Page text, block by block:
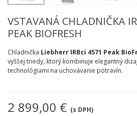
VSTAVANÁ CHLADNIČKA
PEAK BIOFRESH
Chladnička Liebherr IRBci 4571 Peak
vyššej triedy, ktorý kombinuje elegantný
technológiami na uchovávanie potravín.
2 899,00 € (s DPH)